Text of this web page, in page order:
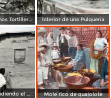
Tipos Mexicanos Tortillera . Interior de una Pulquería
Anciana encendiendo el Horno Mole rico de guajolote